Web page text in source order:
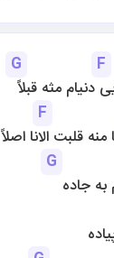
G F
دنیام مثه قبلاً
F
قلبت الانا اصلاً
G
به جاده